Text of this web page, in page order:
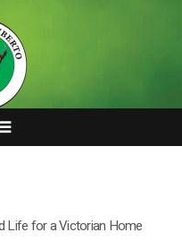
Life for a Victorian Home